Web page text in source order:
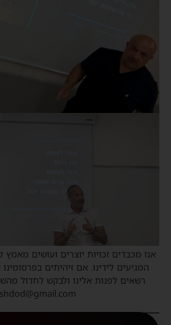
אנו מכבדים זכויות יוצרים ועושים
המגיעים לידינו. אם זיהיתים
רשאים לפנות אלינו ולבקש לחדול